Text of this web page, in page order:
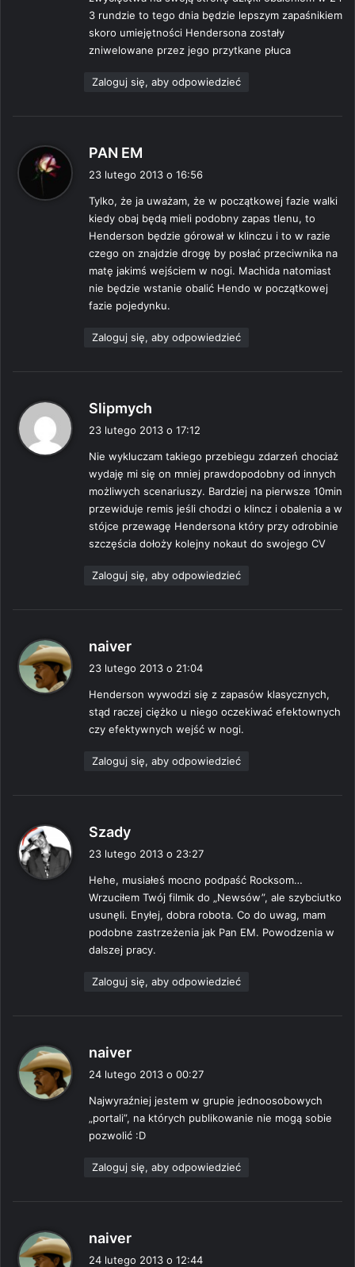
3 rundzie to tego dnia będzie lepszym zapaśnikiem
skoro umiejętności Hendersona zostały
zniwelowane przez jego przytkane płuca
Zaloguj się, aby odpowiedzieć
PAN EM
z
e
:
23 lutego 2013 o 16:56
Tylko, że ja uważam, że w początkowej fazie walki
kiedy obaj będą mieli podobny zapas tlenu, to
Henderson będzie górował w klinczu i to w razie
czego on znajdzie drogę by posłać przeciwnika na
matę jakimś wejściem w nogi. Machida natomiast
nie będzie wstanie obalić Hendo w początkowej
fazie pojedynku.
Zaloguj się, aby odpowiedzieć
Slipmych
z
e
:
23 lutego 2013 o 17:12
Nie wykluczam takiego przebiegu zdarzeń chociaż
wydaję mi się on mniej prawdopodobny od innych
możliwych scenariuszy. Bardziej na pierwsze 10min
przewiduje remis jeśli chodzi o klincz i obalenia a w
stójce przewagę Hendersona który przy odrobinie
szczęścia dołoży kolejny nokaut do swojego CV
Zaloguj się, aby odpowiedzieć
naiver
z
e
:
23 lutego 2013 o 21:04
Henderson wywodzi się z zapasów klasycznych,
stąd raczej ciężko u niego oczekiwać efektownych
czy efektywnych wejść w nogi.
Zaloguj się, aby odpowiedzieć
Szady
z
e
:
23 lutego 2013 o 23:27
Hehe, musiałeś mocno podpaść Rocksom…
Wrzuciłem Twój filmik do „Newsów”, ale szybciutko
usunęli. Enyłej, dobra robota. Co do uwag, mam
podobne zastrzeżenia jak Pan EM. Powodzenia w
dalszej pracy.
Zaloguj się, aby odpowiedzieć
naiver
z
e
:
24 lutego 2013 o 00:27
Najwyraźniej jestem w grupie jednoosobowych
„portali”, na których publikowanie nie mogą sobie
pozwolić :D
Zaloguj się, aby odpowiedzieć
naiver
24 lutego 2013 o 12:44